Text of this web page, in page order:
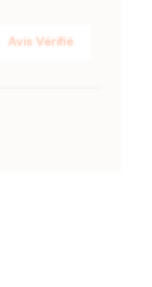
Avis Vérifié